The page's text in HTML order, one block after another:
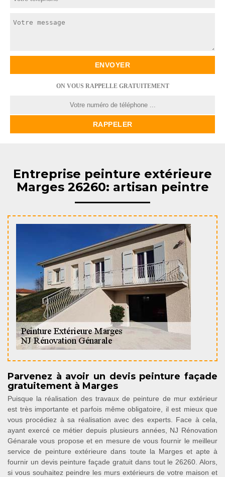
ON VOUS RAPPELLE GRATUITEMENT
Entreprise peinture extérieure
Marges 26260: artisan peintre
Parvenez à avoir un devis peinture façade
gratuitement à Marges
Puisque la réalisation des travaux de peinture de mur extérieur
est très importante et parfois même obligatoire, il est mieux que
vous procédiez à sa réalisation avec des experts. Face à cela,
ayant exercé ce métier depuis plusieurs années, NJ Rénovation
Génarale vous propose et en mesure de vous fournir le meilleur
service de peinture extérieure dans toute la Marges et apte à
fournir un devis peinture façade gratuit dans tout le 26260. Alors,
si vous souhaitez peindre les murs extérieurs de votre maison et